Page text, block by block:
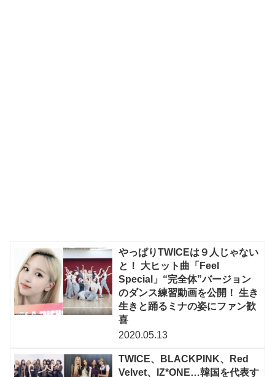
やっぱりTWICEは９人じゃない
と！ 大ヒット曲「Feel
Special」“完全体”バージョン
のダンス練習動画を公開！ 生き
生きと踊るミナの姿にファン歓
喜
2020.05.13
TWICE、BLACKPINK、Red
Velvet、IZ*ONE…韓国を代表す